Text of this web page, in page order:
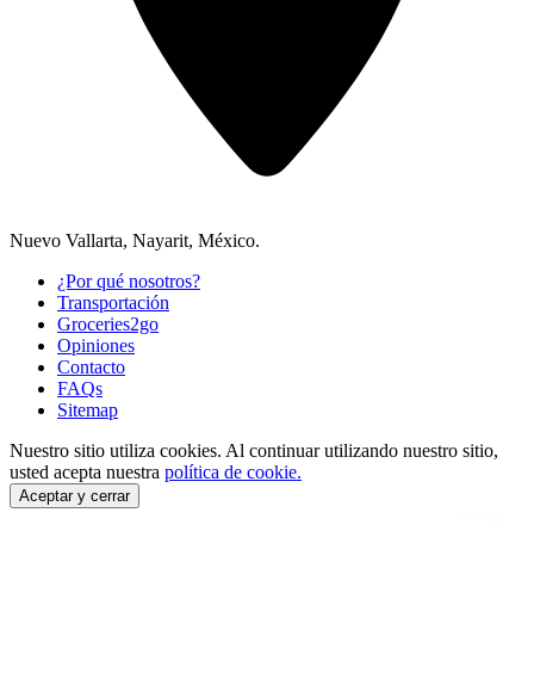
Nuevo Vallarta, Nayarit, México.
¿Por qué nosotros?
Transportación
Groceries2go
Opiniones
Contacto
FAQs
Sitemap
Nuestro sitio utiliza cookies. Al continuar utilizando nuestro sitio,
usted acepta nuestra política de cookie.
Aceptar y cerrar